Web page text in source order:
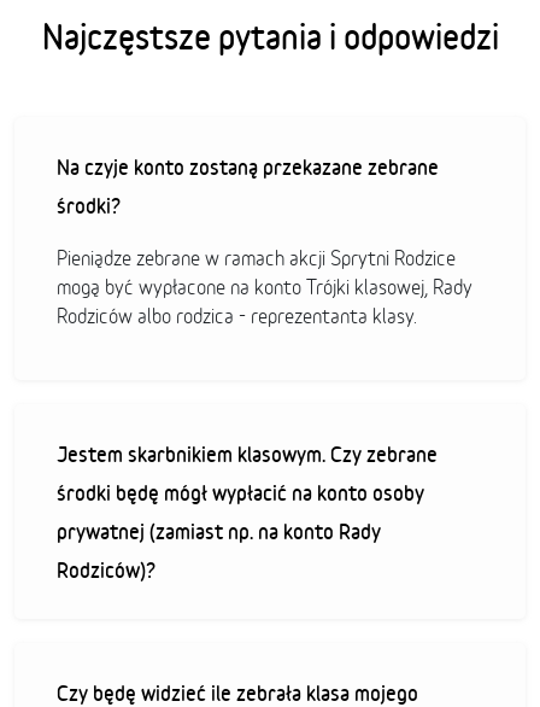
Najczęstsze pytania i odpowiedzi
Na czyje konto zostaną przekazane zebrane
środki?
Pieniądze zebrane w ramach akcji Sprytni Rodzice
mogą być wypłacone na konto Trójki klasowej, Rady
Rodziców albo rodzica - reprezentanta klasy.
Jestem skarbnikiem klasowym. Czy zebrane
środki będę mógł wypłacić na konto osoby
prywatnej (zamiast np. na konto Rady
Rodziców)?
Czy będę widzieć ile zebrała klasa mojego